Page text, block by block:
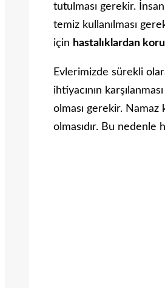
tutulması gerekir.
temiz kullanılması
için hastalıklardan
Evlerimizde sürekli
ihtiyacının
olması gerekir. Namaz
olmasıdır. Bu